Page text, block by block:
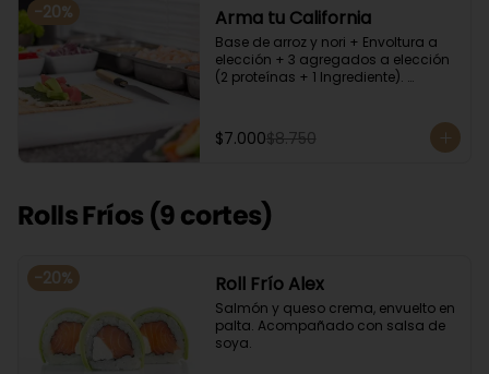
-20% Arma tu California
Base de arroz y nori + Envoltura a
elección + 3 agregados a elección
(2 proteínas + 1 Ingrediente).
$7.000$8.750
Rolls Fríos (9 cortes)
-20% Roll Frío Alex
Salmón y queso crema, envuelto en
palta. Acompañado con salsa de
soya.